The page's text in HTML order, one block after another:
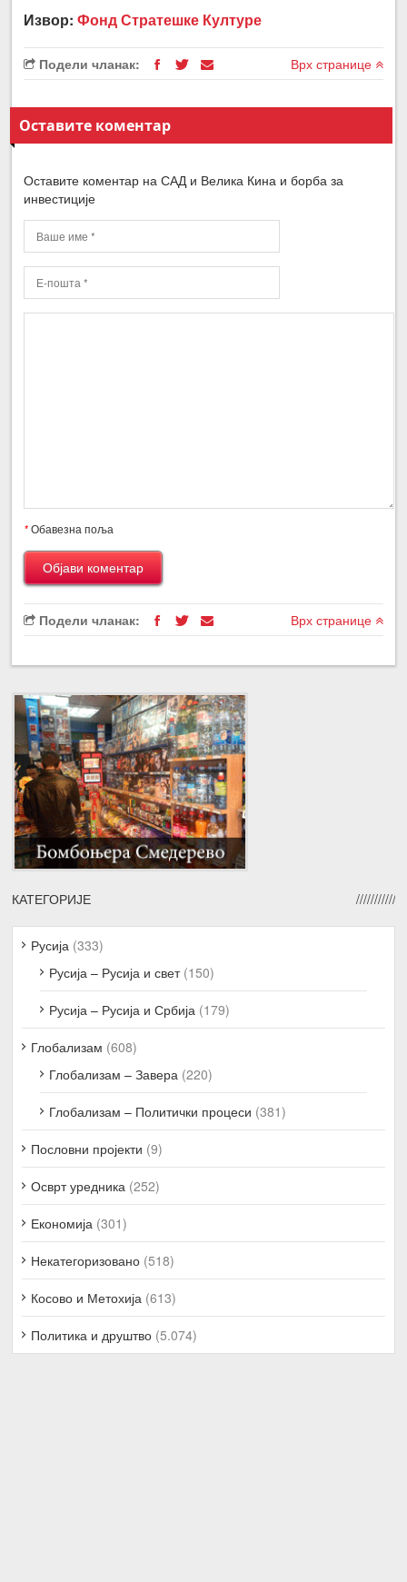
Извор:Фонд Стратешке Културе
Подели чланак: Врх странице
Оставите коментар
Оставите коментар на САД и Велика Кина и борба за
инвестиције
*Обавезна поља
Подели чланак: Врх странице
КАТЕГОРИЈЕ
Русија (333)
Русија – Русија и свет(150)
Русија – Русија и Србија (179)
Глобализам (608)
Глобализам – Завера (220)
Глобализам – Политички процеси (381)
Пословни пројекти (9)
Осврт уредника (252)
Економија (301)
Некатегоризовано (518)
Косово и Метохија (613)
Политика и друштво (5.074)